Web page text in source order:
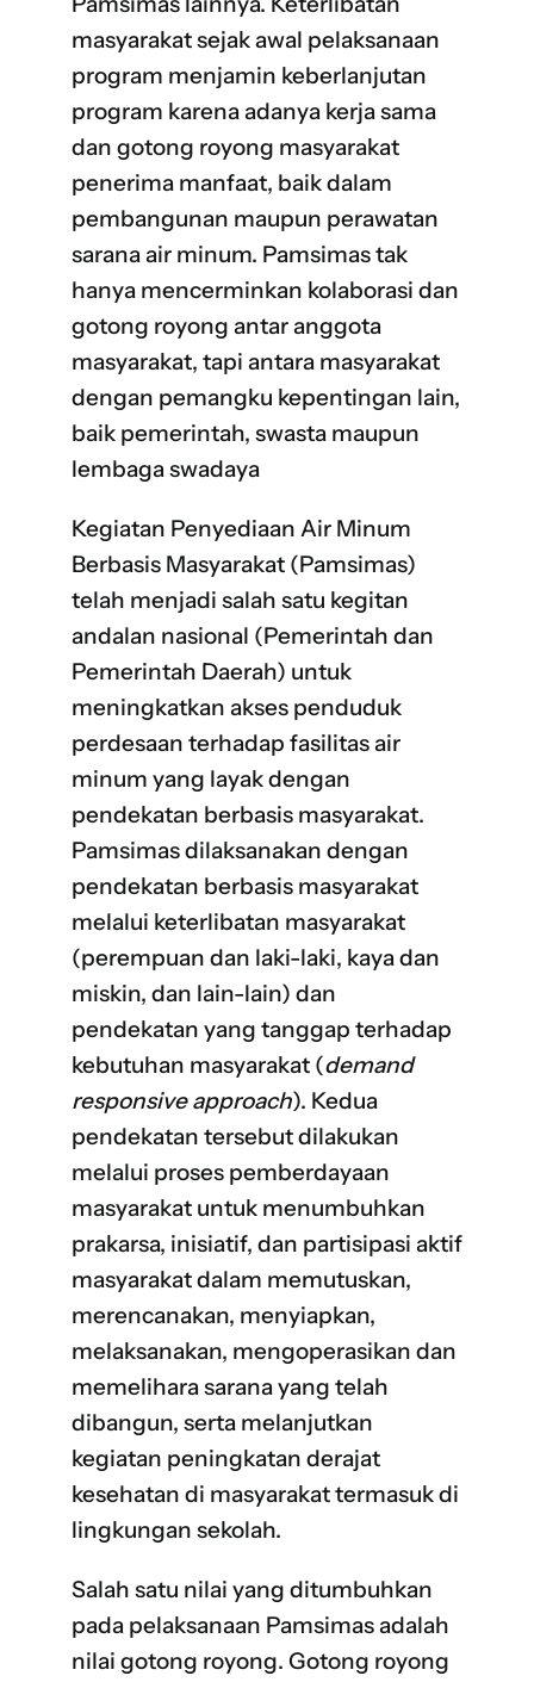
masyarakat sejak awal pelaksanaan
program menjamin keberlanjutan
program karena adanya kerja sama
dan gotong royong masyarakat
penerima manfaat, baik dalam
pembangunan maupun perawatan
sarana air minum. Pamsimas tak
hanya mencerminkan kolaborasi dan
gotong royong antar anggota
masyarakat, tapi antara masyarakat
dengan pemangku kepentingan lain,
baik pemerintah, swasta maupun
lembaga swadaya
Kegiatan Penyediaan Air Minum
Berbasis Masyarakat (Pamsimas)
telah menjadi salah satu kegitan
andalan nasional (Pemerintah dan
Pemerintah Daerah) untuk
meningkatkan akses penduduk
perdesaan terhadap fasilitas air
minum yang layak dengan
pendekatan berbasis masyarakat.
Pamsimas dilaksanakan dengan
pendekatan berbasis masyarakat
melalui keterlibatan masyarakat
(perempuan dan laki-laki, kaya dan
miskin, dan lain-lain) dan
pendekatan yang tanggap terhadap
kebutuhan masyarakat (demand
responsive approach). Kedua
pendekatan tersebut dilakukan
melalui proses pemberdayaan
masyarakat untuk menumbuhkan
prakarsa, inisiatif, dan partisipasi aktif
masyarakat dalam memutuskan,
merencanakan, menyiapkan,
melaksanakan, mengoperasikan dan
memelihara sarana yang telah
dibangun, serta melanjutkan
kegiatan peningkatan derajat
kesehatan di masyarakat termasuk di
lingkungan sekolah.
Salah satu nilai yang ditumbuhkan
pada pelaksanaan Pamsimas adalah
nilai gotong royong. Gotong royong